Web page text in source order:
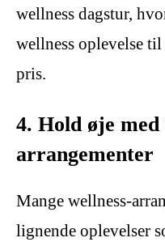
wellness dagstur,
wellness oplevelse
pris.
4. Hold øje med
arrangementer
Mange wellness-
lignende oplevelser